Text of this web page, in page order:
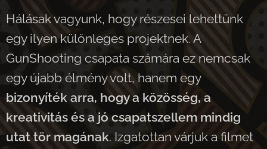
Hálásak vagyunk, hogy részesei lehettünk
egy ilyen különleges projektnek. A
GunShooting csapata számára ez nemcsak
egy újabb élmény volt, hanem egy
bizonyíték arra, hogy a közösség, a
kreativitás és a jó csapatszellem mindig
utat tör magának. Izgatottan várjuk a filmet